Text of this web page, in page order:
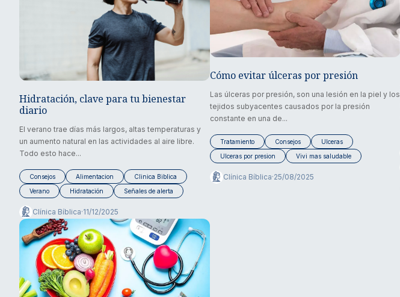
Hidratación, clave para tu bienestar
diario
El verano trae días más largos, altas temperaturas y
un aumento natural en las actividades al aire libre.
Todo esto hace...
Consejos Alimentacion
Clinica Biblica
Verano
Hidratación Señales de alerta
Clínica Bíblica·11/12/2025
Cómo evitar úlceras por presión
Las úlceras por presión, son una lesión en la piel y los
tejidos subyacentes causados por la presión
constante en una de...
Tratamiento Consejos
Ulceras
Ulceras por presion
Vivi mas saludable
Clínica Bíblica·25/08/2025